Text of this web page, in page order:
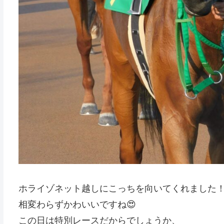
ホライゾネット越しにこっちを向いてくれました
相変わらずかわいいですね😍
この日は特別レースだからでしょうか、